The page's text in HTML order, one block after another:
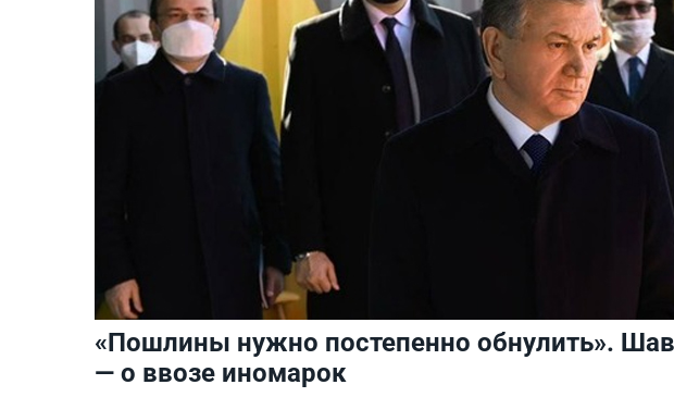
«Пошлины нужно постепенно обнулить».
— о ввозе иномарок